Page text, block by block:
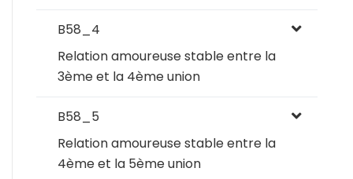
B58_4
Relation amoureuse stable entre la
3ème et la 4ème union
B58_5
Relation amoureuse stable entre la
4ème et la 5ème union